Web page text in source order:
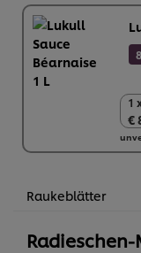
8
1
€
1
€
Raukeblätter